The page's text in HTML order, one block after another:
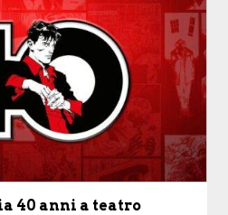
40 anni a teatro